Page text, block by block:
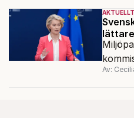
AKTUELLT
Av: